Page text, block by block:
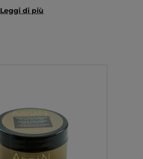
Leggi di più